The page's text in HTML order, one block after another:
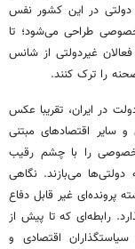
دولتی در این کشور نفس
طراحی می‌شود؛ تا
غیردولتی از شانس
را ترک کنند.
در ایران، تقریبا عکس
سایر اقتصاد‌های مبتنی
خصوصی را با چشم رقیب
دولتی‌ها می‌بازند. نگاهی
غیر قابل دفاع
رابطه‌ای که تا پیش از
اقتصادی و